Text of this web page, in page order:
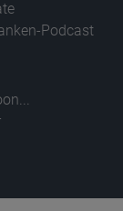
Podcast